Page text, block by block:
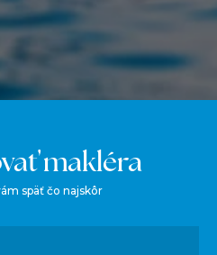
makléra
späť čo najskôr